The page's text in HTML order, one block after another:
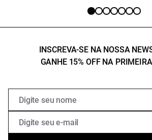
INSCREVA-SE NA NOSSA
GANHE 15% OFF NA